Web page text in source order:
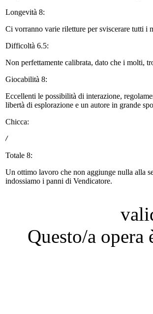
Longevità 8:
Ci vorranno varie riletture per sviscerare tutti i
Difficoltà 6.5:
Non perfettamente calibrata, dato che i molti,
Giocabilità 8:
Eccellenti le possibilità di interazione,
libertà di esplorazione e un autore in grande
Chicca:
/
Totale 8:
Un ottimo lavoro che non aggiunge nulla alla
indossiamo i panni di Vendicatore.
Questo/a